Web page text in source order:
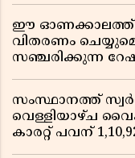
ഈ ഓണക്കാലത്ത്
വിതരണം
സഞ്ചരിക്കുന്ന
സംസ്ഥാനത്ത്
വെള്ളിയാഴ്ച
കാരറ്റ് പവന്